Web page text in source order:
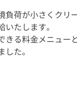
負荷が小さくクリ
たします。
きる料金メニュー
た。